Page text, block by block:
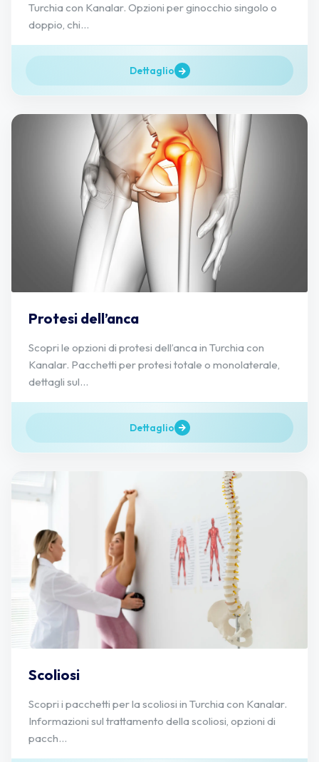
Turchia con Kanalar. Opzioni per ginocchio singolo o
doppio, chi...
Dettaglio
Protesi dell’anca
Scopri le opzioni di protesi dell’anca in Turchia con
Kanalar. Pacchetti per protesi totale o monolaterale,
dettagli sul...
Dettaglio
Scoliosi
Scopri i pacchetti per la scoliosi in Turchia con Kanalar.
Informazioni sul trattamento della scoliosi, opzioni di
pacch...